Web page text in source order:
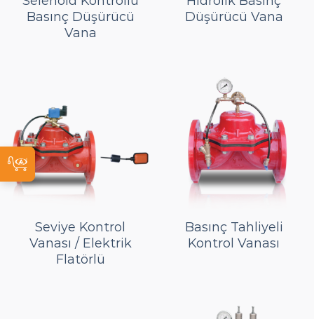
Basınç Düşürücü
Vana
Düşürücü Vana
Seviye Kontrol
Vanası / Elektrik
Flatörlü
Basınç Tahliyeli
Kontrol Vanası